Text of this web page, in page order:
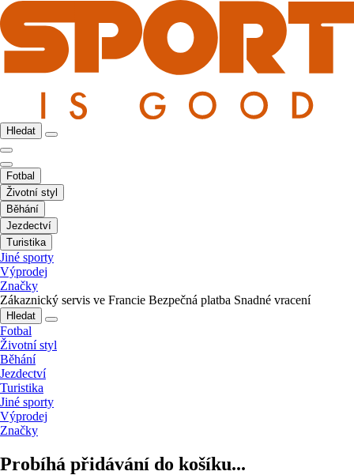
Hledat
Fotbal
Životní styl
Běhání
Jezdectví
Turistika
Jiné sporty
Výprodej
Značky
Zákaznický servis ve Francie Bezpečná platba Snadné vracení
Hledat
Fotbal
Životní styl
Běhání
Jezdectví
Turistika
Jiné sporty
Výprodej
Značky
Probíhá přidávání do košíku...